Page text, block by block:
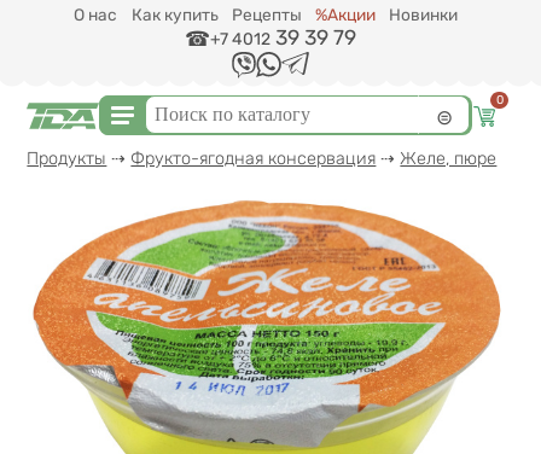
Перейти к основному содержанию
О нас Как купить Рецепты %Акции
Новинки
+7 4012 39 39 79
Форма поиска
Поиск 0
Вы здесь
Продукты ⇢ Фрукто-ягодная консервация ⇢Желе, пюре